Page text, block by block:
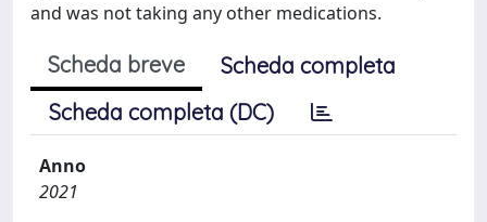
and was not taking any other medications.
Scheda breve
Scheda completa
Scheda completa (DC)
Anno
2021